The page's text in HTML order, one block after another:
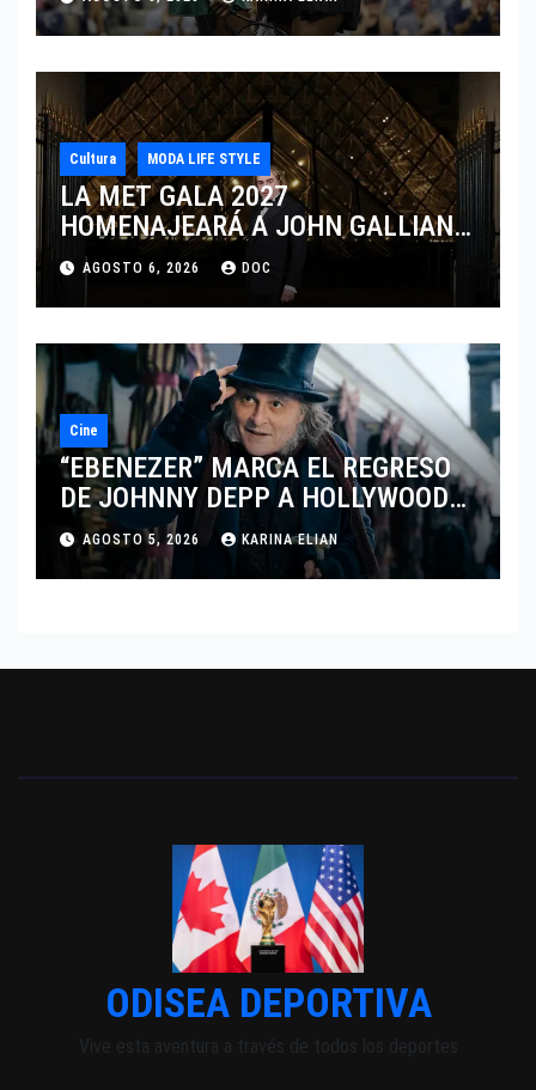
CINCINNATI 2026
Cultura MODA LIFE STYLE
LA MET GALA 2027
HOMENAJEARÁ A JOHN GALLIANO
MARCANDO EL REGRESO DEL REY
DEL DRAMATISMO
AGOSTO 6, 2026 DOC
Cine
“EBENEZER” MARCA EL REGRESO
DE JOHNNY DEPP A HOLLYWOOD
TRAS SU PASO POR EL CINE
INDEPENDIENTE EUROPEO
AGOSTO 5, 2026 KARINA ELIAN
ODISEA DEPORTIVA
Vive esta aventura a través de todos los deportes